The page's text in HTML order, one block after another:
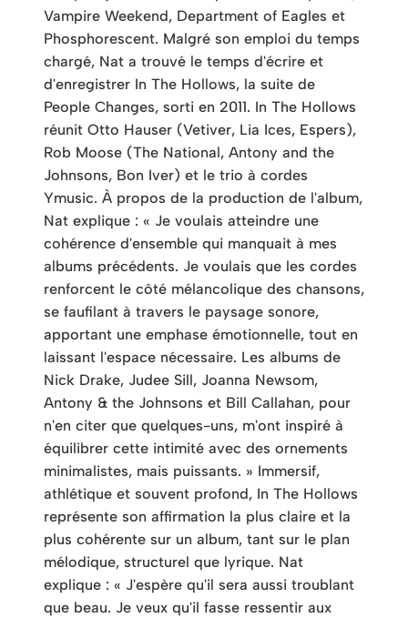
Vampire Weekend, Department of Eagles et
Phosphorescent. Malgré son emploi du temps
chargé, Nat a trouvé le temps d'écrire et
d'enregistrer In The Hollows, la suite de
People Changes, sorti en 2011. In The Hollows
réunit Otto Hauser (Vetiver, Lia Ices, Espers),
Rob Moose (The National, Antony and the
Johnsons, Bon Iver) et le trio à cordes
Ymusic. À propos de la production de l'album,
Nat explique : « Je voulais atteindre une
cohérence d'ensemble qui manquait à mes
albums précédents. Je voulais que les cordes
renforcent le côté mélancolique des chansons,
se faufilant à travers le paysage sonore,
apportant une emphase émotionnelle, tout en
laissant l'espace nécessaire. Les albums de
Nick Drake, Judee Sill, Joanna Newsom,
Antony & the Johnsons et Bill Callahan, pour
n'en citer que quelques-uns, m'ont inspiré à
équilibrer cette intimité avec des ornements
minimalistes, mais puissants. » Immersif,
athlétique et souvent profond, In The Hollows
représente son affirmation la plus claire et la
plus cohérente sur un album, tant sur le plan
mélodique, structurel que lyrique. Nat
explique : « J'espère qu'il sera aussi troublant
que beau. Je veux qu'il fasse ressentir aux